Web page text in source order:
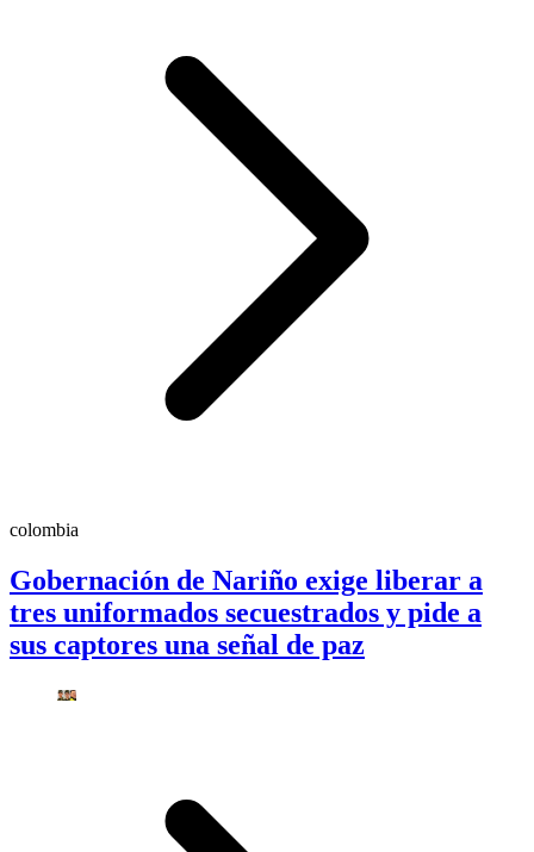
colombia
Gobernación de Nariño exige liberar a
tres uniformados secuestrados y pide a
sus captores una señal de paz